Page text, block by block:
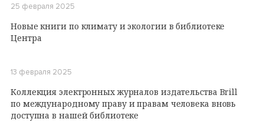
25 февраля 2025
Новые книги по климату и экологии в библиотеке
Центра
13 февраля 2025
Коллекция электронных журналов издательства Brill
по международному праву и правам человека вновь
доступна в нашей библиотеке